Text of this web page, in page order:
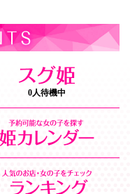
0人待機中